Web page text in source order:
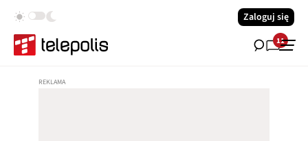
Zaloguj się
11